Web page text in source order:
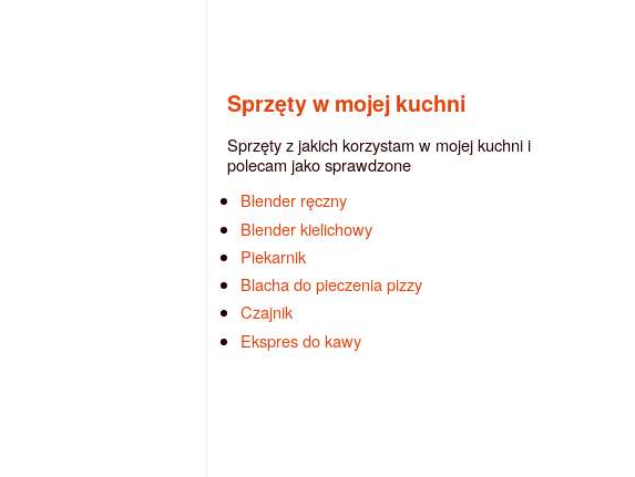
Sprzęty w mojej kuchni
Sprzęty z jakich korzystam w mojej kuchni i
polecam jako sprawdzone
Blender ręczny
Blender kielichowy
Piekarnik
Blacha do pieczenia pizzy
Czajnik
Ekspres do kawy